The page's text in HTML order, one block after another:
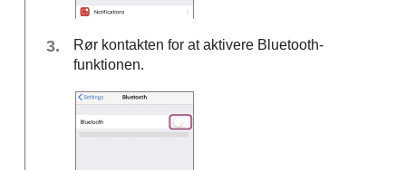
Rør kontakten for at aktivere Bluetooth-
funktionen.